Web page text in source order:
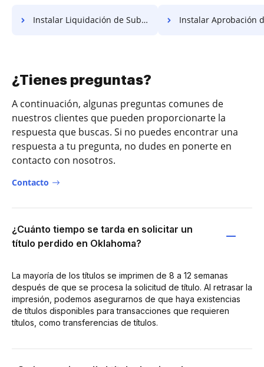
Instalar Liquidación de Subsidios Gratis Instalar Aprobación de
¿Tienes preguntas?
A continuación, algunas preguntas comunes de
nuestros clientes que pueden proporcionarte la
respuesta que buscas. Si no puedes encontrar una
respuesta a tu pregunta, no dudes en ponerte en
contacto con nosotros.
Contacto
¿Cuánto tiempo se tarda en solicitar un
título perdido en Oklahoma?
La mayoría de los títulos se imprimen de 8 a 12 semanas
después de que se procesa la solicitud de título. Al retrasar la
impresión, podemos asegurarnos de que haya existencias
de títulos disponibles para transacciones que requieren
títulos, como transferencias de títulos.